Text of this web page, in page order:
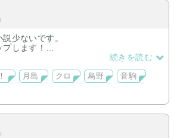
少ないです。
します！
続きを読む
月島 クロ 烏野
音駒